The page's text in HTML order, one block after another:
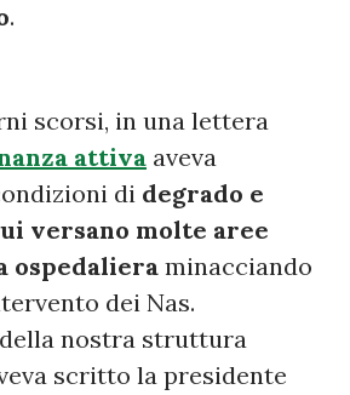
.
scorsi, in una lettera
attiva aveva
di degrado e
versano molte aree
ospedaliera minacciando
dei Nas.
nostra struttura
scritto la presidente